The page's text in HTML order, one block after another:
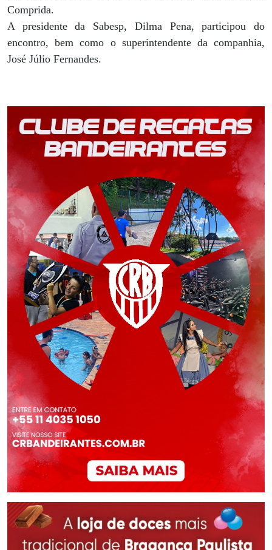
Comprida.
A presidente da Sabesp, Dilma Pena, participou do
encontro, bem como o superintendente da companhia,
José Júlio Fernandes.